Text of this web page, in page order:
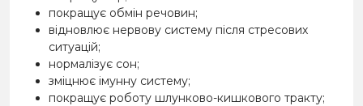
покращує обмін речовин;
відновлює нервову систему після стресових
ситуацій;
нормалізує сон;
зміцнює імунну систему;
покращує роботу шлунково-кишкового тракту;